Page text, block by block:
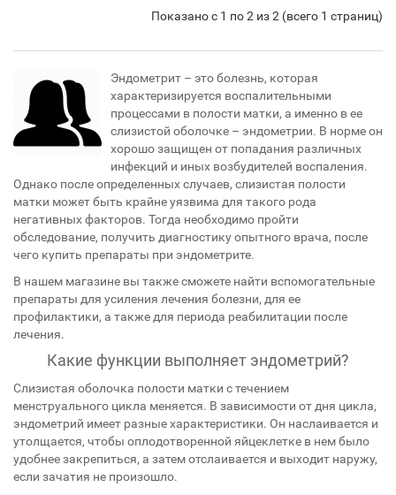
Показано с 1 по 2 из 2 (всего 1 страниц)
Эндометрит – это болезнь, которая
характеризируется воспалительными
процессами в полости матки, а именно в ее
слизистой оболочке – эндометрии. В норме он
хорошо защищен от попадания различных
инфекций и иных возбудителей воспаления.
Однако после определенных случаев, слизистая полости
матки может быть крайне уязвима для такого рода
негативных факторов. Тогда необходимо пройти
обследование, получить диагностику опытного врача, после
чего купить препараты при эндометрите.
В нашем магазине вы также сможете найти вспомогательные
препараты для усиления лечения болезни, для ее
профилактики, а также для периода реабилитации после
лечения.
Какие функции выполняет эндометрий?
Слизистая оболочка полости матки с течением
менструального цикла меняется. В зависимости от дня цикла,
эндометрий имеет разные характеристики. Он наслаивается и
утолщается, чтобы оплодотворенной яйцеклетке в нем было
удобнее закрепиться, а затем отслаивается и выходит наружу,
если зачатия не произошло.